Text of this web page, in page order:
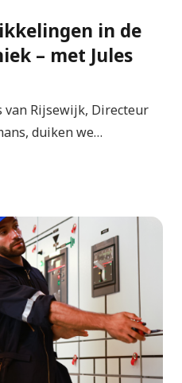
in de
– met Jules
van Rijsewijk, Directeur
duiken we…